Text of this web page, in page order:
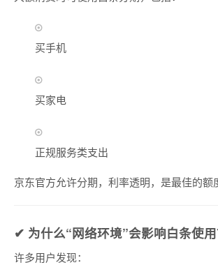
买手机
买家电
正规服务类支出
京东官方允许分期，利率透明，是最佳的额
✔ 为什么“网络环境”会影响白条使用
许多用户发现：